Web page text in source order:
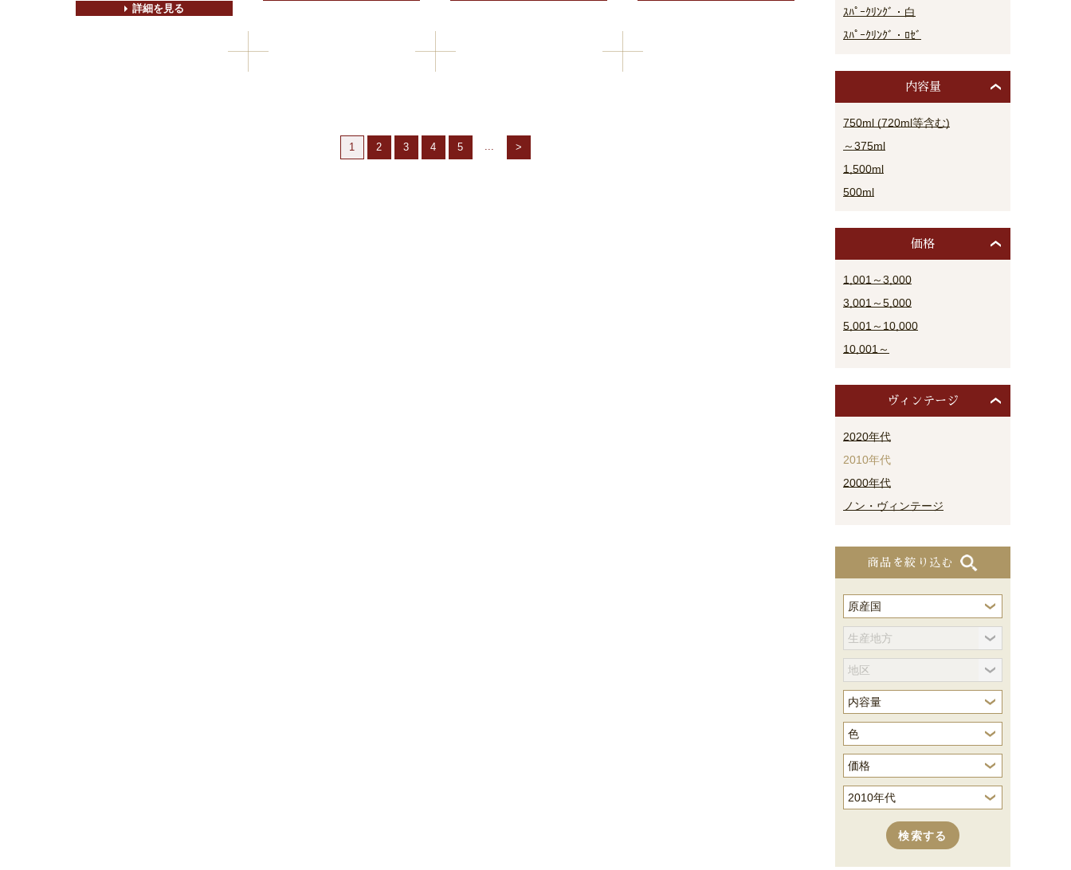
詳細を見る
1 2 3 4 5 ... >
ｽﾊﾟｰｸﾘﾝｸﾞ・白
ｽﾊﾟｰｸﾘﾝｸﾞ・ﾛｾﾞ
内容量
750ml (720ml等含む)
～375ml
1,500ml
500ml
価格
1,001～3,000
3,001～5,000
5,001～10,000
10,001～
ヴィンテージ
2020年代
2010年代
2000年代
ノン・ヴィンテージ
商品を絞り込む